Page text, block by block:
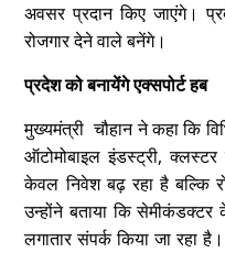
अवसर प्रदान किए जाएंगे।
रोजगार देने वाले बनेंगे।
प्रदेश को बनायेंगे एक्सपोर्ट हब
मुख्यमंत्री चौहान ने कहा कि
ऑटोमोबाइल इंडस्ट्री,
केवल निवेश बढ़ रहा है बल्कि
उन्होंने बताया कि सेमीकंडक्टर
लगातार संपर्क किया जा रहा